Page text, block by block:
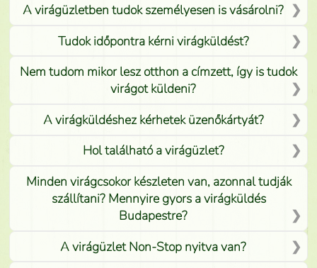
A virágüzletben tudok személyesen is vásárolni?
Tudok időpontra kérni virágküldést?
Nem tudom mikor lesz otthon a címzett, így is tudok
virágot küldeni?
A virágküldéshez kérhetek üzenőkártyát?
Hol található a virágüzlet?
Minden virágcsokor készleten van, azonnal tudják
szállítani? Mennyire gyors a virágküldés
Budapestre?
A virágüzlet Non-Stop nyitva van?